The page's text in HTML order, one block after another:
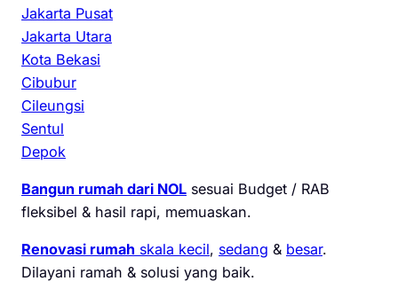
Jakarta Pusat
Jakarta Utara
Kota Bekasi
Cibubur
Cileungsi
Sentul
Depok
Bangun rumah dari NOL sesuai Budget / RAB
fleksibel & hasil rapi, memuaskan.
Renovasi rumah skala kecil, sedang & besar.
Dilayani ramah & solusi yang baik.